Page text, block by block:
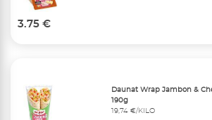
3.75 €
Daunat Wrap Jambon &
190g
19,74 €/KILO